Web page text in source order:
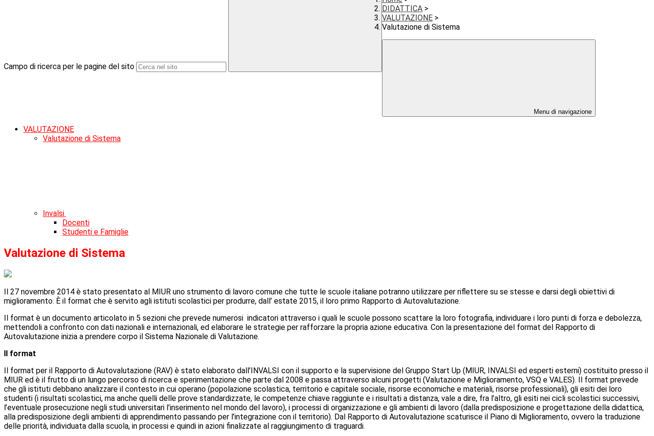
Campo di ricerca per le pagine del sito
DIDATTICA >
VALUTAZIONE >
Valutazione di Sistema
Menu di navigazione
VALUTAZIONE
Valutazione di Sistema
Invalsi
Docenti
Studenti e Famiglie
Valutazione di Sistema
Il 27 novembre 2014 è stato presentato al MIUR uno strumento di lavoro comune che tutte le scuole italiane potranno utilizzare per riflettere su se stesse e darsi degli obiettivi di
miglioramento. È il format che è servito agli istituti scolastici per produrre, dall’ estate 2015, il loro primo Rapporto di Autovalutazione.
Il format è un documento articolato in 5 sezioni che prevede numerosi indicatori attraverso i quali le scuole possono scattare la loro fotografia, individuare i loro punti di forza e debolezza,
mettendoli a confronto con dati nazionali e internazionali, ed elaborare le strategie per rafforzare la propria azione educativa. Con la presentazione del format del Rapporto di
Autovalutazione inizia a prendere corpo il Sistema Nazionale di Valutazione.
Il format
Il format per il Rapporto di Autovalutazione (RAV) è stato elaborato dall’INVALSI con il supporto e la supervisione del Gruppo Start Up (MIUR, INVALSI ed esperti esterni) costituito presso il
MIUR ed è il frutto di un lungo percorso di ricerca e sperimentazione che parte dal 2008 e passa attraverso alcuni progetti (Valutazione e Miglioramento, VSQ e VALES). Il format prevede
che gli istituti debbano analizzare il contesto in cui operano (popolazione scolastica, territorio e capitale sociale, risorse economiche e materiali, risorse professionali), gli esiti dei loro
studenti (i risultati scolastici, ma anche quelli delle prove standardizzate, le competenze chiave raggiunte e i risultati a distanza, vale a dire, fra l’altro, gli esiti nei cicli scolastici successivi,
l’eventuale prosecuzione negli studi universitari l’inserimento nel mondo del lavoro), i processi di organizzazione e gli ambienti di lavoro (dalla predisposizione e progettazione della didattica,
alla predisposizione degli ambienti di apprendimento passando per l’integrazione con il territorio). Dal Rapporto di Autovalutazione scaturisce il Piano di Miglioramento, ovvero la traduzione
delle priorità, individuata dalla scuola, in processi e quindi in azioni finalizzate al raggiungimento di traguardi.